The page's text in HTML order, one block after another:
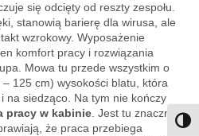
się odcięty od reszty zespołu.
stanowią barierę dla wirusa, ale
wzrokowy. Wyposażenie
komfort pracy i rozwiązania
Mowa tu przede wszystkim o
125 cm) wysokości blatu, która
na siedząco. Na tym nie kończy
pracy w kabinie. Jest tu znacznie
że praca przebiega